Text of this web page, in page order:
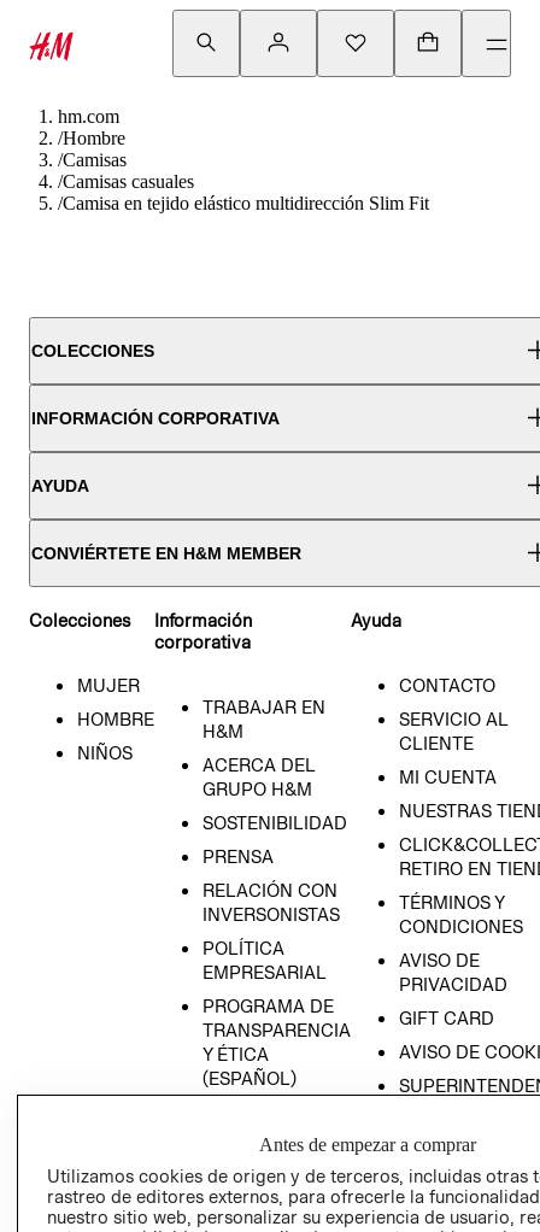
hm.com
/Hombre
/Camisas
/Camisas casuales
/Camisa en tejido elástico multidirección Slim Fit
COLECCIONES
INFORMACIÓN CORPORATIVA
AYUDA
CONVIÉRTETE EN H&M MEMBER
Colecciones
MUJER
HOMBRE
NIÑOS
Información
corporativa
TRABAJAR EN
H&M
ACERCA DEL
GRUPO H&M
SOSTENIBILIDAD
PRENSA
RELACIÓN CON
INVERSONISTAS
POLÍTICA
EMPRESARIAL
PROGRAMA DE
TRANSPARENCIA
Y ÉTICA
(ESPAÑOL)
TRANSPARENCIA
Ayuda
CONTACTO
SERVICIO AL
CLIENTE
MI CUENTA
NUESTRAS
RETIRO EN
TÉRMINOS Y
CONDICIONES
AVISO DE
PRIVACIDAD
GIFT CARD
AVISO DE
PETICIONES
QUEJAS Y
RECLAMOS
Antes de empezar a comprar
Utilizamos cookies de origen y de terceros, incluidas otras
rastreo de editores externos, para ofrecerle la
nuestro sitio web, personalizar su experiencia de usuario,